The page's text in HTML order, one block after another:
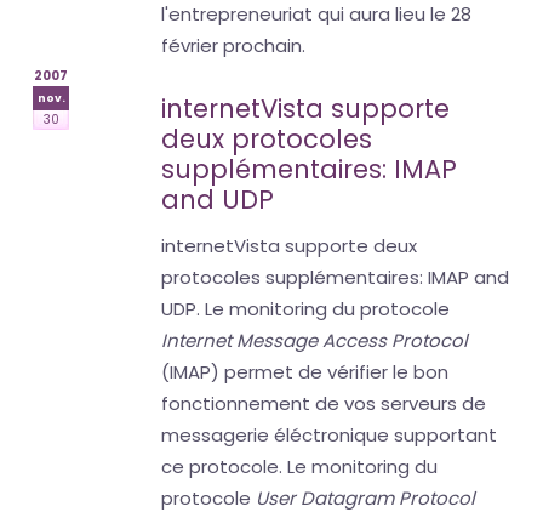
l'entrepreneuriat qui aura lieu le 28
février prochain.
2007
nov.
30
internetVista supporte
deux protocoles
supplémentaires: IMAP
and UDP
internetVista supporte deux
protocoles supplémentaires: IMAP and
UDP. Le monitoring du protocole
Internet Message Access Protocol
(IMAP) permet de vérifier le bon
fonctionnement de vos serveurs de
messagerie éléctronique supportant
ce protocole. Le monitoring du
protocole User Datagram Protocol